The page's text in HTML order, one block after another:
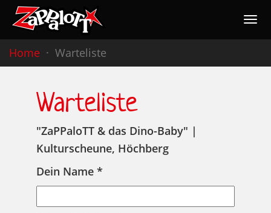
Home
Warteliste
Warteliste
"ZaPPaloTT & das Dino-Baby" |
Kulturscheune, Höchberg
Dein Name *